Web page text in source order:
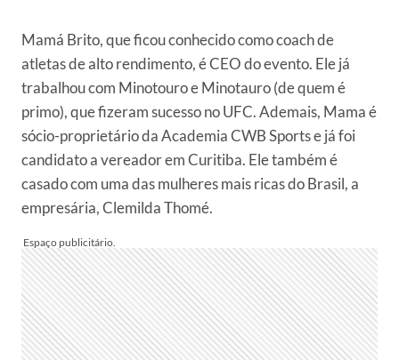
Mamá Brito, que ficou conhecido como coach de
atletas de alto rendimento, é CEO do evento. Ele já
trabalhou com Minotouro e Minotauro (de quem é
primo), que fizeram sucesso no UFC. Ademais, Mama é
sócio-proprietário da Academia CWB Sports e já foi
candidato a vereador em Curitiba. Ele também é
casado com uma das mulheres mais ricas do Brasil, a
empresária, Clemilda Thomé.